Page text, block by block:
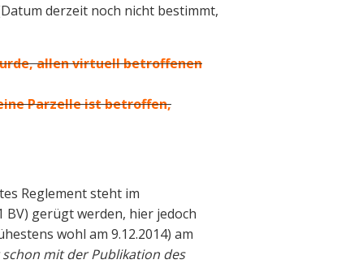
derzeit noch nicht bestimmt,
allen virtuell betroffenen
Parzelle ist betroffen,
Reglement steht im
BV) gerügt werden, hier jedoch
wohl am 9.12.2014) am
mit der Publikation des